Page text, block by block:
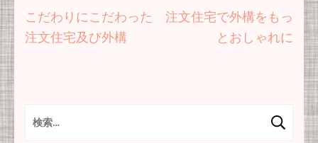
投
稿
ー
こだわりにこだわった
注文住宅及び外構
注文住宅で外構をもっ
とおしゃれに
検
索: